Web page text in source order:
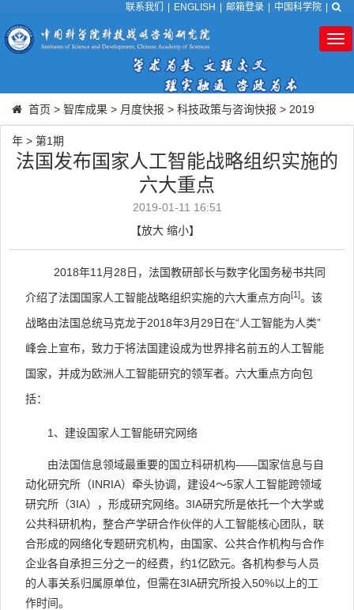
联系我们 ENGLISH 邮箱登录 中国科学院
首页 > 智库成果 > 月度快报 > 科技政策与咨询快报 > 2019
年 > 第1期
法国发布国家人工智能战略组织实施的
六大重点
2019-01-11 16:51
【放大 缩小】
2018年11 月 28 日，法国教研部长与数字化国务秘书共同
介绍了法国国家人工智能战略组织实施的六大重点方向[1]。该
战略由法国总统马克龙于2018年3月 29 日在“人工智能为人类”
峰会上宣布，致力于将法国建设成为世界排名前五的人工智能
国家，并成为欧洲人工智能研究的领军者。六大重点方向包
括：
1 、建设国家人工智能研究网络
由法国信息领域最重要的国立科研机构——国家信息与自
动化研究所（INRIA）牵头协调，建设4～5家人工智能跨领域
研究所（3IA），形成研究网络。3IA研究所是依托一个大学或
公共科研机构，整合产学研合作伙伴的人工智能核心团队，联
合形成的网络化专题研究机构，由国家、公共合作机构与合作
企业各自承担三分之一的经费，约1亿欧元。各机构参与人员
的人事关系归属原单位，但需在3IA研究所投入50%以上的工
作时间。